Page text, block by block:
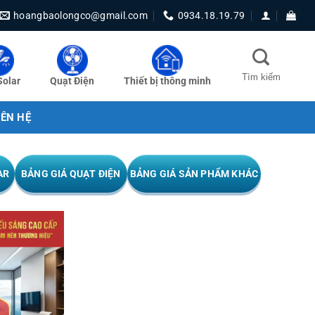
hoangbaolongco@gmail.com 0934.18.19.79
Quạt Điện Thiết bị thông minh
HỆ
BẢNG GIÁ QUẠT ĐIỆN BẢNG GIÁ SẢN PHẨM KHÁC